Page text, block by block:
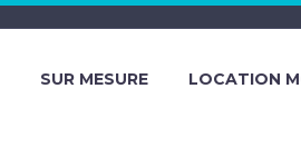
SUR MESURE LOCATION